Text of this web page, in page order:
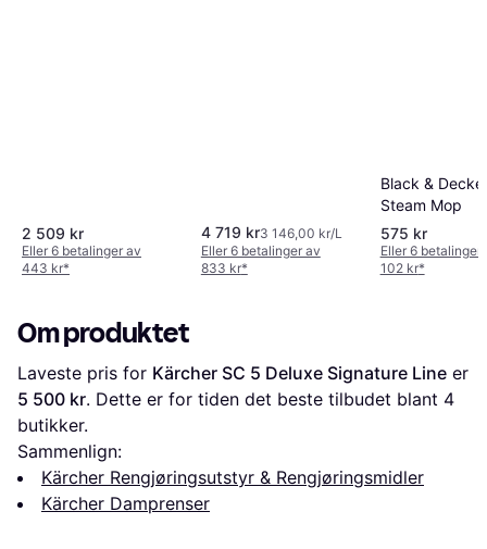
2 509 kr
Eller 6 betalinger av
443 kr*
4 719 kr3 146,00 kr/L
Eller 6 betalinger av
833 kr*
Black &
Steam Mop
575 kr
Eller 6 betalinger
102 kr*
Om produktet
Laveste pris for Kärcher SC 5 Deluxe Signature Line
5 500 kr. Dette er for tiden det beste tilbudet blant 4
butikker.
Sammenlign:
Kärcher Rengjøringsutstyr & Rengjøringsmidler
Kärcher Damprenser